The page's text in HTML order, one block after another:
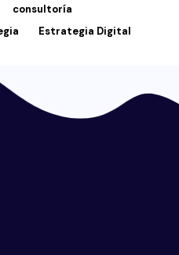
consultoría
Estrategia Digital